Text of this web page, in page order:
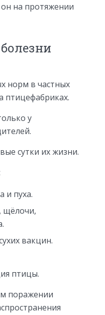
на протяжении
норм в частных
птицефабриках.
у
сутки их жизни.
и пуха.
щёлочи,
вакцин.
птицы.
поражении